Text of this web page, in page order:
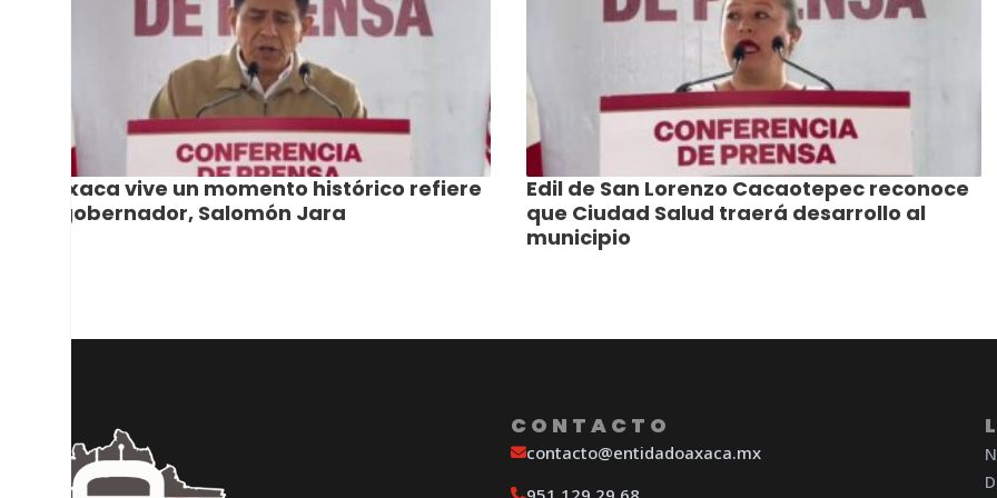
Oaxaca vive un momento histórico refiere
el gobernador, Salomón Jara
Edil de San Lorenzo Cacaotepec reconoce
que Ciudad Salud traerá desarrollo al
municipio
CONTACTO
contacto@entidadoaxaca.mx